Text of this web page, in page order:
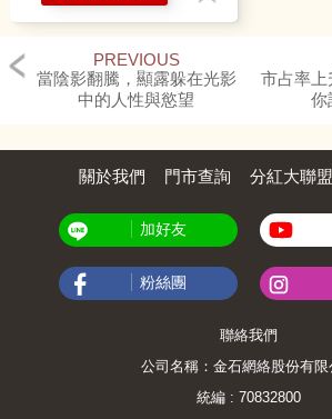
PREVIOUS
當陰影翻騰，顯露躲在光影
中的人性與慾望
市占率上
你
關於我們 門市查詢 分紅大聯盟
加好友
粉絲團
聯絡我們
公司名稱：金石網絡股份有限
統編 : 70832800